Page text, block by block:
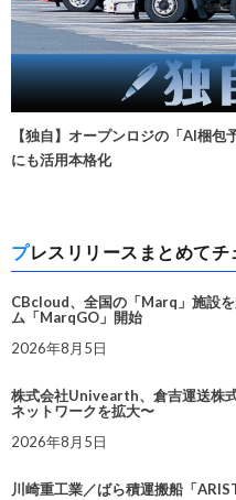
【独自】オープンロジの「AI梱
にも活用本格化
プレスリリースまとめてチ
CBcloud、全国の「Marq」施設
ム「MarqGO」開始
2026年8月5日
株式会社Univearth、倉吉運送株
ネットワークを拡大〜
2026年8月5日
川崎重工業／ばら積運搬船「